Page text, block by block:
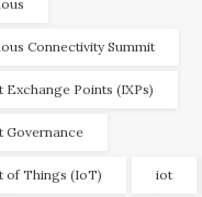
Connectivity Summit
Exchange Points (IXPs)
Governance
of Things (IoT) iot